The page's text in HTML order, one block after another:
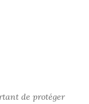
de protéger